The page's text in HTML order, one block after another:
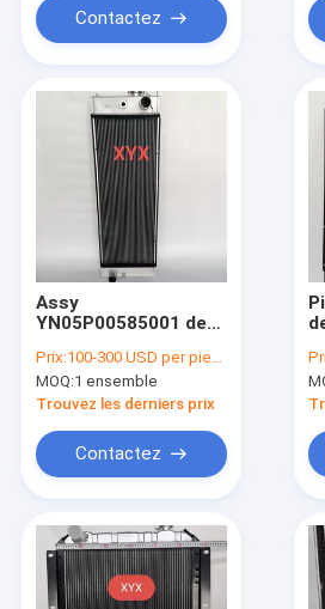
Contactez
Assy
YN05P00585001 de
de réservoir d'eau du
radiateur SK200-8
E215B SK210LC-8
Prix:100-300 USD per piece
MOQ:1 ensemble
Trouvez les derniers prix
Contactez